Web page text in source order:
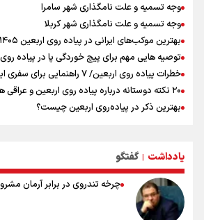
وجه تسمیه و علت نامگذاری شهر سامرا
وجه تسمیه و علت نامگذاری شهر کربلا
بهترین موکب‌های ایرانی در پیاده روی اربعین ۱۴۰۵
توصیه هایی مهم برای پیچ خوردگی پا در پیاده
خطرات پیاده روی اربعین/ ۷ راهنمایی برای سفری ایمن و معنوی
۲۰ نکته دوستانه درباره پیاده روی اربعین و عراقی ها
بهترین ذکر در پیاده‌روی اربعین چیست؟
نکاتی مهم برای حفظ سلامت در پیاده روی اربعین
یادداشت | گفتگو
چرخه تندروی در برابر آرمان